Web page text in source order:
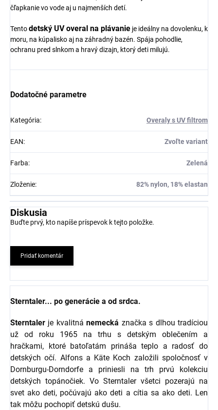
čľapkanie vo vode aj u najmenších detí.
Tentodetský UV overal na plávanie je ideálny na dovolenku, k
moru, na kúpalisko aj na záhradný bazén. Spája pohodlie,
ochranu pred slnkom a hravý dizajn, ktorý deti milujú.
Dodatočné parametre
Kategória: Overaly s UV filtrom
EAN: Zvoľte variant
Farba: Zelená
Zloženie: 82% nylon, 18% elastan
Diskusia
Buďte prvý, kto napíše príspevok k tejto položke.
Pridať komentár
Sterntaler... po generácie a od srdca.
Sterntaler je kvalitnánemecká značka s dlhou tradíciou
už od roku 1965 na trhu s detským oblečením a
hračkami, ktoré batoľatám prináša teplo a radosť do
detských očí. Alfons a Käte Koch založili spoločnosť v
Dornburgu-Dorndorfe a priniesli na trh prvú kolekciu
detských topánočiek. Vo Sterntaler všetci pozerajú na
svet ako deti, počúvajú ako deti a cítia sa ako deti. Len
tak môžu pochopiť detskú dušu.